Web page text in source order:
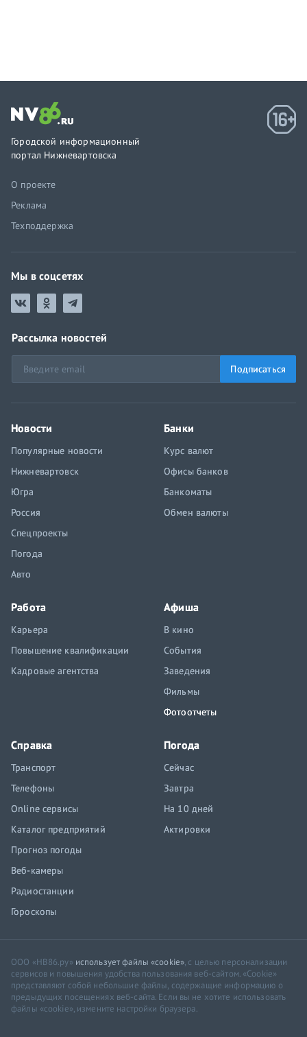
Городской информационный
портал Нижневартовска
О проекте
Реклама
Техподдержка
Мы в соцсетях
Рассылка новостей
Подписаться
Новости
Популярные новости
Нижневартовск
Югра
Россия
Спецпроекты
Погода
Авто
Банки
Курс валют
Офисы банков
Банкоматы
Обмен валюты
Работа
Карьера
Повышение квалификации
Кадровые агентства
Афиша
В кино
События
Заведения
Фильмы
Фотоотчеты
Справка
Транспорт
Телефоны
Online сервисы
Каталог предприятий
Прогноз погоды
Веб-камеры
Радиостанции
Гороскопы
Погода
Сейчас
Завтра
На 10 дней
Актировки
ООО «НВ86.ру» использует файлы «cookie», с целью персонализации
сервисов и повышения удобства пользования веб-сайтом. «Cookie»
представляют собой небольшие файлы, содержащие информацию о
предыдущих посещениях веб-сайта. Если вы не хотите использовать
файлы «cookie», измените настройки браузера.